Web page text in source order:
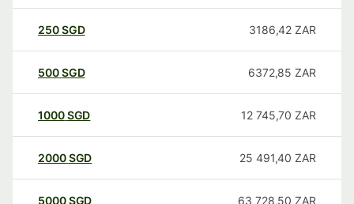
250SGD 3186,42 ZAR
500SGD 6372,85 ZAR
1000SGD 12 745,70 ZAR
2000SGD 25 491,40 ZAR
5000SGD 63 728,50 ZAR